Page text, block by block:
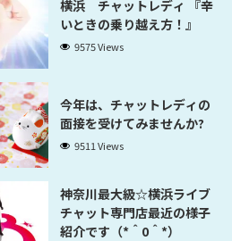
横浜 チャットレディ 『辛
いときの乗り越え方！』
9575 Views
今年は、チャットレディの
面接を受けてみませんか?
9511 Views
神奈川最大級☆横浜ライブ
チャット専門店最近の様子
紹介です（*＾0＾*）